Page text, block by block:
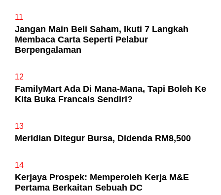
11
Jangan Main Beli Saham, Ikuti 7 Langkah
Membaca Carta Seperti Pelabur
Berpengalaman
12
FamilyMart Ada Di Mana-Mana, Tapi Boleh Ke
Kita Buka Francais Sendiri?
13
Meridian Ditegur Bursa, Didenda RM8,500
14
Kerjaya Prospek: Memperoleh Kerja M&E
Pertama Berkaitan Sebuah DC